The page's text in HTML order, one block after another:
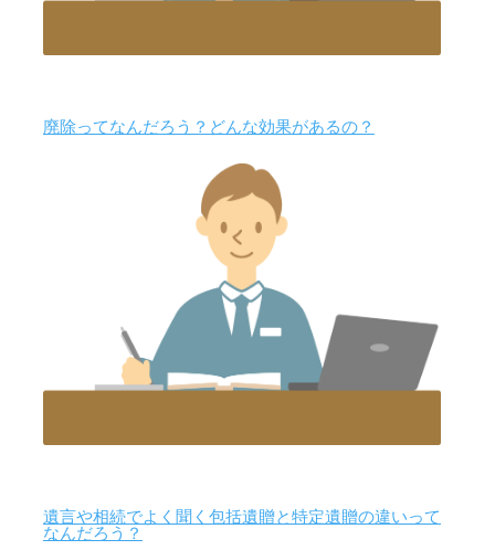
廃除ってなんだろう？どんな効果があるの？
遺言や相続でよく聞く包括遺贈と特定遺贈の違いって
なんだろう？